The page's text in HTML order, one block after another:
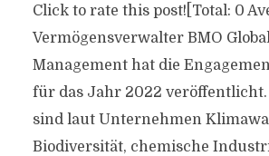
Click to rate this post![Total: 0
Vermögensverwalter BMO
Management hat die
für das Jahr 2022
sind laut Unternehmen
Biodiversität, chemische